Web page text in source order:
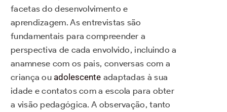
facetas do desenvolvimento e
aprendizagem. As entrevistas são
fundamentais para compreender a
perspectiva de cada envolvido, incluindo a
anamnese com os pais, conversas com a
criança ou adolescente adaptadas à sua
idade e contatos com a escola para obter
a visão pedagógica. A observação, tanto